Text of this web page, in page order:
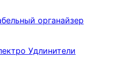
органайзер
Удлинители